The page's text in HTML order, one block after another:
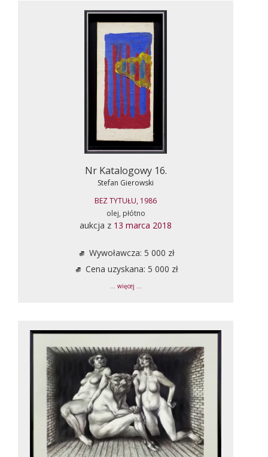
Nr Katalogowy 16.
Stefan Gierowski
BEZ TYTUŁU, 1986
olej, płótno
aukcja z 13 marca 2018
Wywoławcza: 5 000 zł
Cena uzyskana: 5 000 zł
... więcej ...